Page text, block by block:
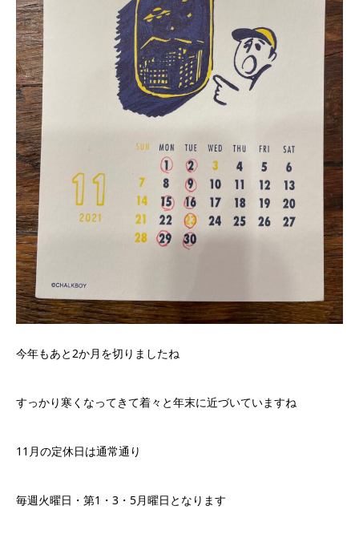
今年もあと2か月を切りましたね
すっかり寒くなってきて着々と年末に近づいていますね
11月の定休日は通常通り
毎週火曜日・第1・3・5月曜日となります